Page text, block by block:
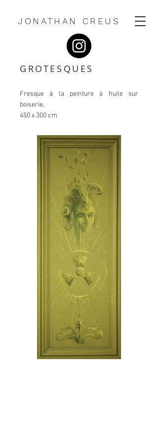
JONATHAN CREUS
GROTESQUES
Fresque à la peinture à huile sur
boiserie,
450 x 300 cm